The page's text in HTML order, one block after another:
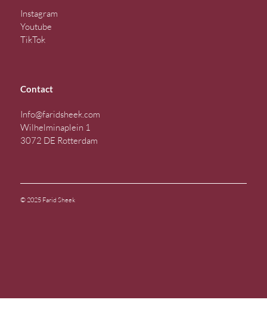
Instagram
Youtube
TikTok
Contact
Info@faridsheek.com
Wilhelminaplein 1
3072 DE Rotterdam
© 2025 Farid Sheek